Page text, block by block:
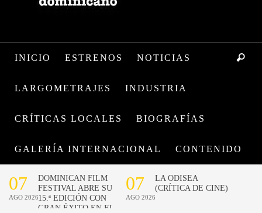
INICIO ESTRENOS NOTICIAS
LARGOMETRAJES INDUSTRIA
CRÍTICAS LOCALES BIOGRAFÍAS
GALERÍA INTERNACIONAL CONTENIDO